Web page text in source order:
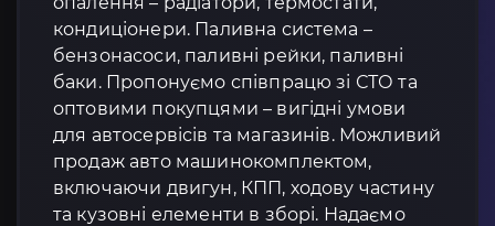
кондиціонери. Паливна система –
бензонасоси, паливні рейки, паливні
баки. Пропонуємо співпрацю зі СТО та
оптовими покупцями – вигідні умови
для автосервісів та магазинів. Можливий
продаж авто машинокомплектом,
включаючи двигун, КПП, ходову частину
та кузовні елементи в зборі. Надаємо